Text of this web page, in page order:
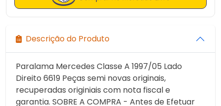
Descrição do Produto
Paralama Mercedes Classe A 1997/05 Lado
Direito 6619 Peças semi novas originais,
recuperadas originiais com nota fiscal e
garantia. SOBRE A COMPRA - Antes de Efetuar